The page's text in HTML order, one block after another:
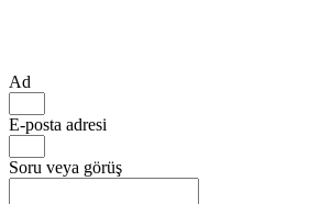
Ad
E-posta adresi
Soru veya görüş